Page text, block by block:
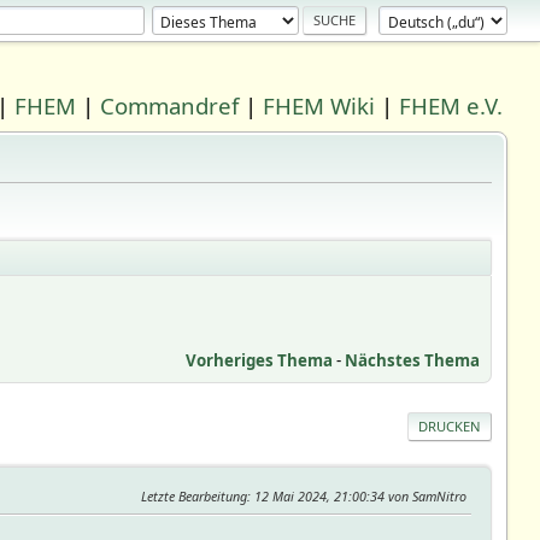
FHEM | Commandref| FHEM Wiki | FHEM e.V.
Vorheriges Thema - Nächstes Thema
DRUCKEN
Letzte Bearbeitung: 12 Mai 2024, 21:00:34 von SamNitro